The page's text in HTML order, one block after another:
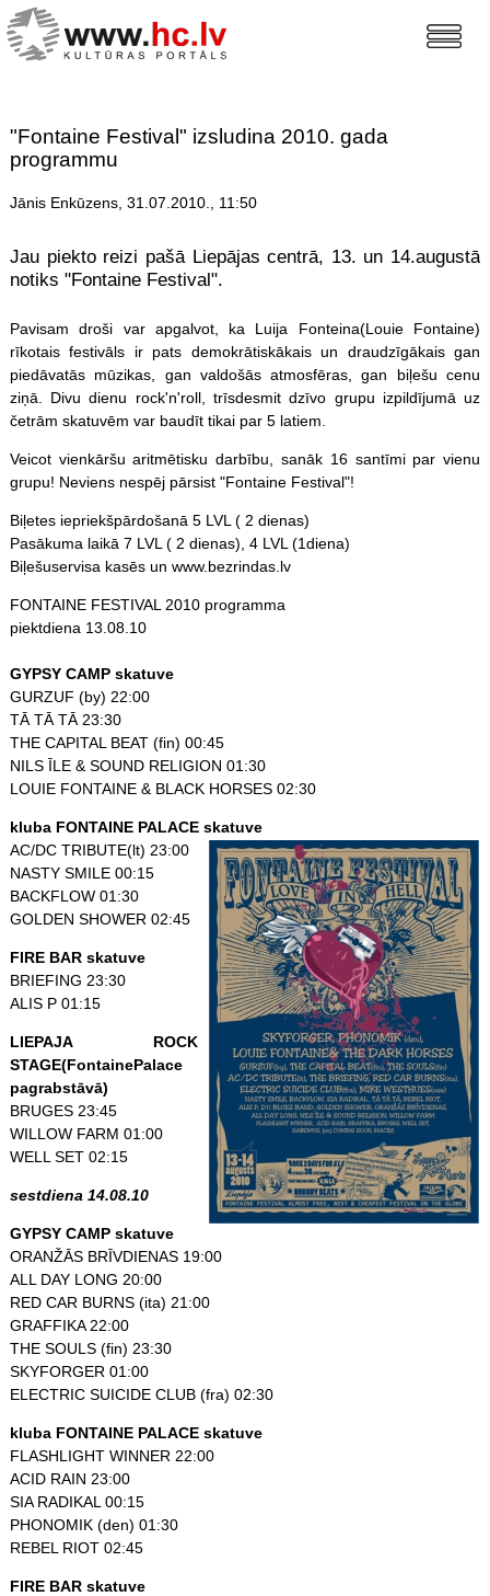
"Fontaine Festival" izsludina 2010. gada
programmu
Jānis Enkūzens, 31.07.2010., 11:50
Jau piekto reizi pašā Liepājas centrā, 13. un 14.augustā
notiks "Fontaine Festival".
Pavisam droši var apgalvot, ka Luija Fonteina(Louie Fontaine)
rīkotais festivāls ir pats demokrātiskākais un draudzīgākais gan
piedāvatās mūzikas, gan valdošās atmosfēras, gan biļešu cenu
ziņā. Divu dienu rock'n'roll, trīsdesmit dzīvo grupu izpildījumā uz
četrām skatuvēm var baudīt tikai par 5 latiem.
Veicot vienkāršu aritmētisku darbību, sanāk 16 santīmi par vienu
grupu! Neviens nespēj pārsist "Fontaine Festival"!
Biļetes iepriekšpārdošanā 5 LVL ( 2 dienas)
Pasākuma laikā 7 LVL ( 2 dienas), 4 LVL (1diena)
Biļešuservisa kasēs un www.bezrindas.lv
FONTAINE FESTIVAL 2010 programma
piektdiena 13.08.10
GYPSY CAMP skatuve
GURZUF (by) 22:00
TĀ TĀ TĀ 23:30
THE CAPITAL BEAT (fin) 00:45
NILS ĪLE & SOUND RELIGION 01:30
LOUIE FONTAINE & BLACK HORSES 02:30
kluba FONTAINE PALACEskatuve
AC/DC TRIBUTE(lt) 23:00
NASTY SMILE 00:15
BACKFLOW 01:30
GOLDEN SHOWER 02:45
FIRE BAR skatuve
BRIEFING 23:30
ALIS P 01:15
LIEPAJA ROCK
STAGE(FontainePalace
pagrabstāvā)
BRUGES 23:45
WILLOW FARM 01:00
WELL SET 02:15
sestdiena 14.08.10
GYPSY CAMP skatuve
ORANŽĀS BRĪVDIENAS 19:00
ALL DAY LONG 20:00
RED CAR BURNS (ita) 21:00
GRAFFIKA 22:00
THE SOULS (fin) 23:30
SKYFORGER 01:00
ELECTRIC SUICIDE CLUB (fra) 02:30
kluba FONTAINE PALACE skatuve
FLASHLIGHT WINNER 22:00
ACID RAIN 23:00
SIA RADIKAL 00:15
PHONOMIK (den) 01:30
REBEL RIOT 02:45
FIRE BAR skatuve